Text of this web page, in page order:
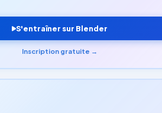
S'entraîner sur Blender
Inscription gratuite →